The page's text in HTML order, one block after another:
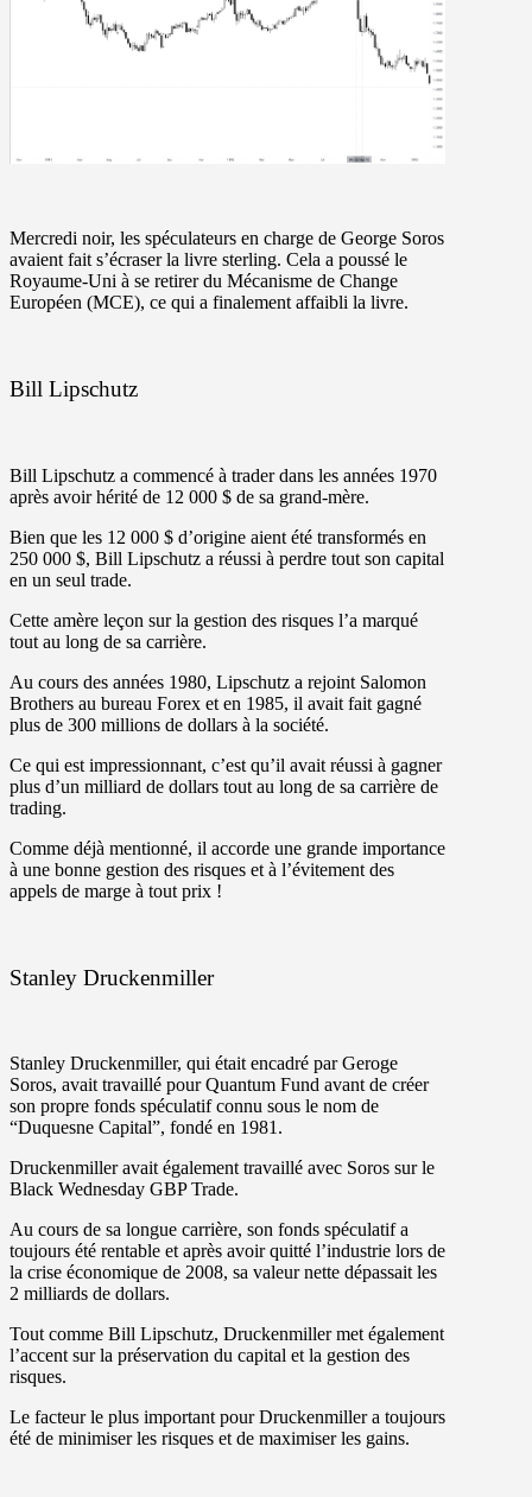
Mercredi noir, les spéculateurs en charge de George Soros
avaient fait s’écraser la livre sterling. Cela a poussé le
Royaume-Uni à se retirer du Mécanisme de Change
Européen (MCE), ce qui a finalement affaibli la livre.
Bill Lipschutz
Bill Lipschutz a commencé à trader dans les années 1970
après avoir hérité de 12 000 $ de sa grand-mère.
Bien que les 12 000 $ d’origine aient été transformés en
250 000 $, Bill Lipschutz a réussi à perdre tout son capital
en un seul trade.
Cette amère leçon sur la gestion des risques l’a marqué
tout au long de sa carrière.
Au cours des années 1980, Lipschutz a rejoint Salomon
Brothers au bureau Forex et en 1985, il avait fait gagné
plus de 300 millions de dollars à la société.
Ce qui est impressionnant, c’est qu’il avait réussi à gagner
plus d’un milliard de dollars tout au long de sa carrière de
trading.
Comme déjà mentionné, il accorde une grande importance
à une bonne gestion des risques et à l’évitement des
appels de marge à tout prix !
Stanley Druckenmiller
Stanley Druckenmiller, qui était encadré par Geroge
Soros, avait travaillé pourQuantum Fund avant de créer
son propre fonds spéculatif connu sous le nom de
“Duquesne Capital”, fondé en 1981.
Druckenmiller avait également travaillé avec Soros sur le
Black Wednesday GBP Trade.
Au cours de sa longue carrière, son fonds spéculatif a
toujours été rentable et après avoir quitté l’industrie lors de
la crise économique de 2008, sa valeur nette dépassait les
2 milliards de dollars.
Tout comme Bill Lipschutz, Druckenmiller met également
l’accent sur la préservation du capital et la gestion des
risques.
Le facteur le plus important pour Druckenmiller a toujours
été de minimiser les risques et de maximiser les gains.